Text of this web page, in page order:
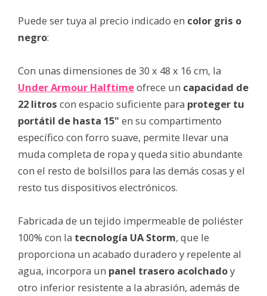
Puede ser tuya al precio indicado en color gris o
negro:
Con unas dimensiones de 30 x 48 x 16 cm, la
Under Armour Halftimeofrece un capacidad de
22 litros con espacio suficiente para proteger tu
portátil de hasta 15" en su compartimento
específico con forro suave, permite llevar una
muda completa de ropa y queda sitio abundante
con el resto de bolsillos para las demás cosas y el
resto tus dispositivos electrónicos.
Fabricada de un tejido impermeable de poliéster
100% con la tecnología UA Storm, que le
proporciona un acabado duradero y repelente al
agua, incorpora un panel trasero acolchadoy
otro inferior resistente a la abrasión, además de